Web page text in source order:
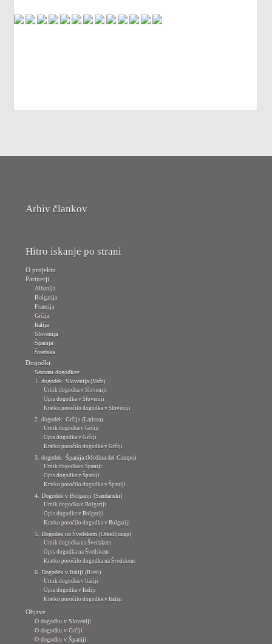
Arhiv člankov
Hitro iskanje po strani
O projektu
Partnerji
Albanija
Bolgarija
Francija
Grčija
Italija
Slovenija
Španija
Švedska
Dogodki
Seznam dogodkov
1. dogodek: Slovenija (Vače)
Urnik dogodka v Sloveniji
Opis dogodka v Sloveniji
Kratko poročilo dogodka v Sloveniji
2. dogodek: Grčija (Larissa)
Urnik dogodka v Grčiji
Opis dogodka v Grčiji
Kratko poročilo dogodka v Grčiji
3. dogodek: Španija (Medina del Campo)
Urnik dogodka v Španiji
Opis dogodka v Španiji
Kratko poročilo dogodka v Španiji
4. Dogodek v Bolgariji (Sandanski)
Urnik dogodka v Bolgariji
Opis dogodka v Bolgariji
Kratko poročilo dogodka v Bolgariji
5. Dogodek na Švedskem (Örkelljunga)
Urnik dogodka na Švedskem
Opis dogodka na Švedskem
Kratko poročilo dogodka na Švedskem
6. Dogodek v Italiji (Rieti)
Urnik dogodka v Italiji
Opis dogodka v Italiji
Kratko poročilo dogodka v Italiji
Objave
O dogodku v Sloveniji
O dogodku v Grčiji
O dogodku v Španiji